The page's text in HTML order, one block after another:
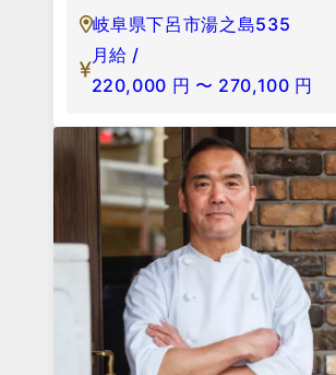
岐阜県下呂市湯之島535
月給 /
220,000 円 〜 270,100 円